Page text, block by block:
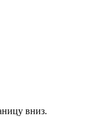
вниз.